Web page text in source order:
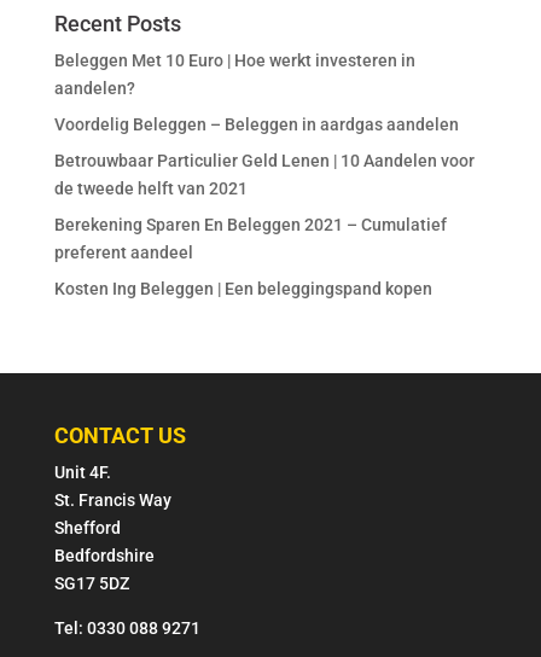
Recent Posts
Beleggen Met 10 Euro | Hoe werkt investeren in
aandelen?
Voordelig Beleggen – Beleggen in aardgas aandelen
Betrouwbaar Particulier Geld Lenen | 10 Aandelen voor
de tweede helft van 2021
Berekening Sparen En Beleggen 2021 – Cumulatief
preferent aandeel
Kosten Ing Beleggen | Een beleggingspand kopen
CONTACT US
Unit 4F.
St. Francis Way
Shefford
Bedfordshire
SG17 5DZ
Tel: 0330 088 9271